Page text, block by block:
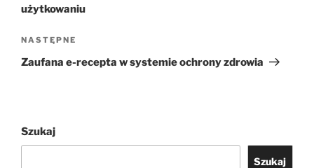
użytkowaniu
Następny
wpis
NASTĘPNE
Zaufana e-recepta w systemie ochrony zdrowia
Szukaj
Szukaj